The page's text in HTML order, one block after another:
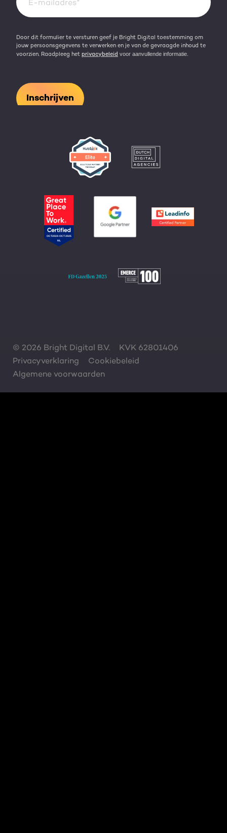
Door dit formulier te versturen geef je Bright Digital toestemming om
jouw persoonsgegevens te verwerken en je van de gevraagde inhoud te
voorzien. Raadpleeg het privacybeleid voor aanvullende informatie.
© 2026 Bright Digital B.V.
KVK 62801406
Privacyverklaring
Cookiebeleid
Algemene voorwaarden